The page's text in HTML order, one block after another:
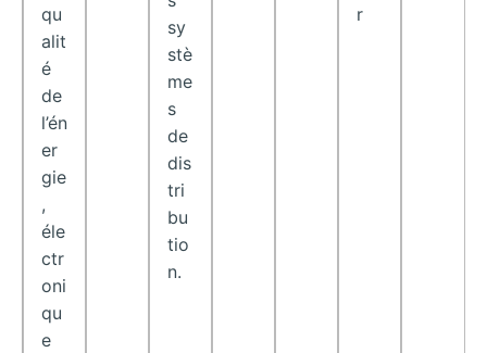
qu
alit
é
de
l’én
er
gie
,
éle
ctr
oni
qu
e
sy
stè
me
s
de
dis
tri
bu
tio
n.
r